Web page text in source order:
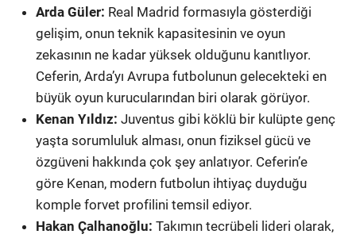
Arda Güler: Real Madrid formasıyla gösterdiği
gelişim, onun teknik kapasitesinin ve oyun
zekasının ne kadar yüksek olduğunu kanıtlıyor.
Ceferin, Arda’yı Avrupa futbolunun gelecekteki en
büyük oyun kurucularından biri olarak görüyor.
Kenan Yıldız: Juventus gibi köklü bir kulüpte genç
yaşta sorumluluk alması, onun fiziksel gücü ve
özgüveni hakkında çok şey anlatıyor. Ceferin’e
göre Kenan, modern futbolun ihtiyaç duyduğu
komple forvet profilini temsil ediyor.
Hakan Çalhanoğlu: Takımın tecrübeli lideri olarak,